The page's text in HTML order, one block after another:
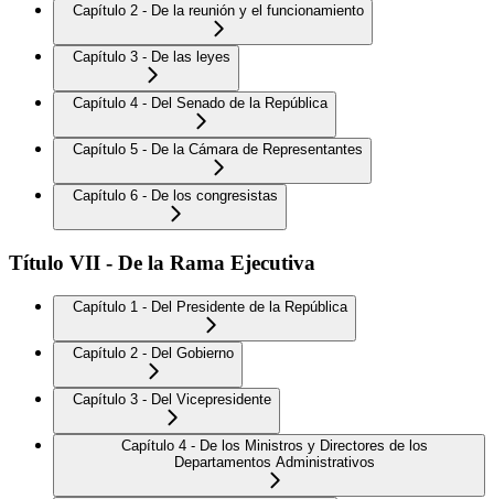
Capítulo 2 - De la reunión y el funcionamiento
Capítulo 3 - De las leyes
Capítulo 4 - Del Senado de la República
Capítulo 5 - De la Cámara de Representantes
Capítulo 6 - De los congresistas
Título VII - De la Rama Ejecutiva
Capítulo 1 - Del Presidente de la República
Capítulo 2 - Del Gobierno
Capítulo 3 - Del Vicepresidente
Capítulo 4 - De los Ministros y Directores de los
Departamentos Administrativos